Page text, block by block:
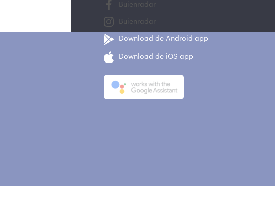
Buienradar
Buienradar
Download de Android app
Download de iOS app